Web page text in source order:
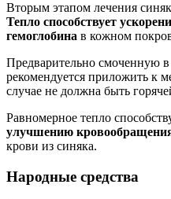
Вторым этапом лечения
Тепло способствует
гемоглобина в кожном
Предварительно смоченную
рекомендуется приложить к
случае не должна быть
Равномерное тепло
улучшению
крови из синяка.
Народные средства